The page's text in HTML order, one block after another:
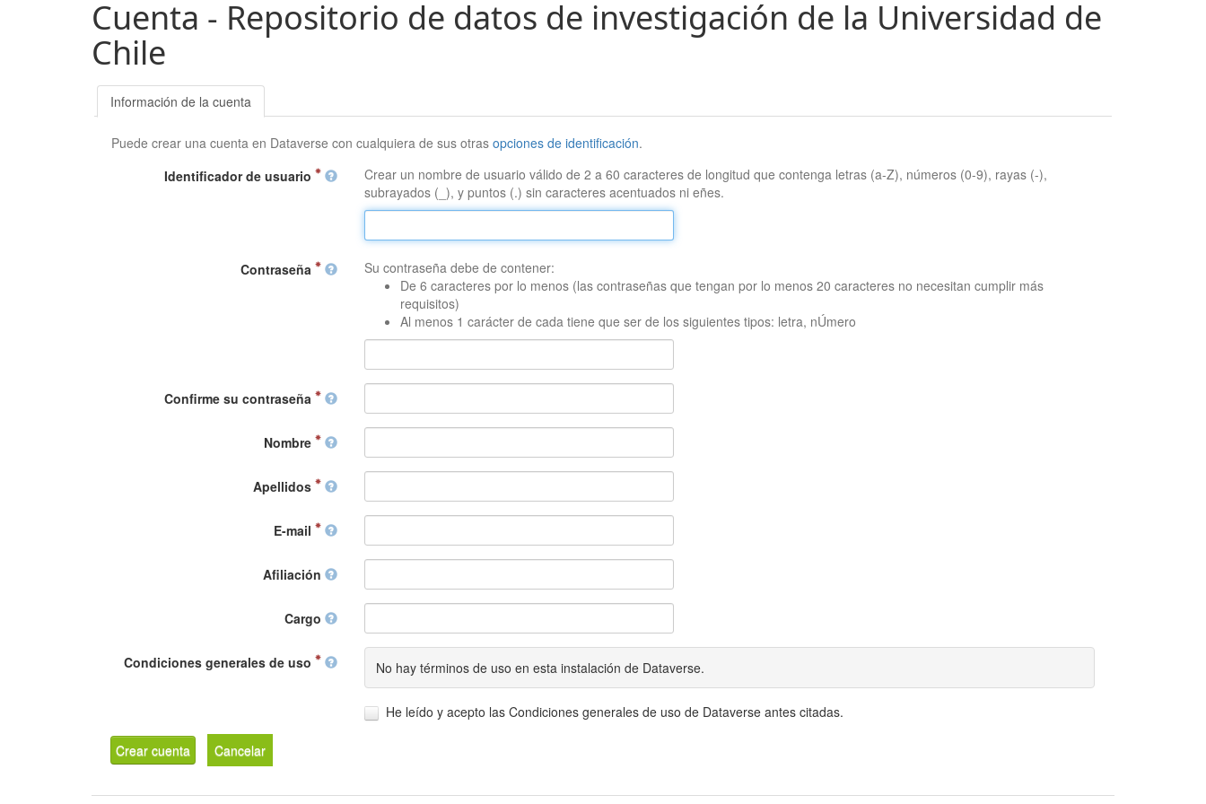
Cuenta - Repositorio de datos de investigación de la Universidad de
Chile
Información de la cuenta
Puede crear una cuenta en Dataverse con cualquiera de sus otrasopciones de identificación.
Identificador de usuario
Crear un nombre de usuario válido de 2 a 60 caracteres de longitud que contenga letras (a-Z), números (0-9), rayas (-),
subrayados (_), y puntos (.) sin caracteres acentuados ni eñes.
Contraseña
Su contraseña debe de contener:
De 6 caracteres por lo menos (las contraseñas que tengan por lo menos 20 caracteres no necesitan cumplir más
requisitos)
Al menos 1 carácter de cada tiene que ser de los siguientes tipos: letra, nÚmero
Confirme su contraseña
Nombre
Apellidos
E-mail
Afiliación
Cargo
Condiciones generales de uso No hay términos de uso en esta instalación de Dataverse.
He leído y acepto las Condiciones generales de uso de Dataverse antes citadas.
Crear cuenta Cancelar